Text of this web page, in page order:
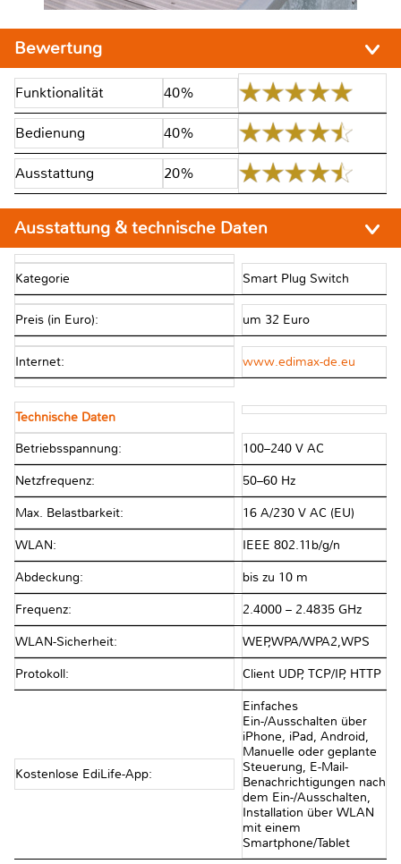
Bewertung
Funktionalität 40%
Bedienung 40%
Ausstattung 20%
Ausstattung & technische Daten
Kategorie Smart Plug Switch
Preis (in Euro): um 32 Euro
Internet: www.edimax-de.eu
Technische Daten
Betriebsspannung: 100–240 V AC
Netzfrequenz: 50–60 Hz
Max. Belastbarkeit: 16 A/230 V AC (EU)
WLAN: IEEE 802.11b/g/n
Abdeckung: bis zu 10 m
Frequenz: 2.4000 – 2.4835 GHz
WLAN-Sicherheit: WEP,WPA/WPA2,WPS
Protokoll: Client UDP, TCP/IP, HTTP
Kostenlose EdiLife-App:
Einfaches
Ein-/Ausschalten über
iPhone, iPad, Android,
Manuelle oder geplante
Steuerung, E-Mail-
Benachrichtigungen nach
dem Ein-/Ausschalten,
Installation über WLAN
mit einem
Smartphone/Tablet